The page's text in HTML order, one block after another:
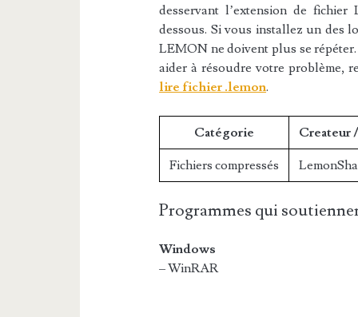
desservant l’extension de
dessous. Si vous installez un des
LEMON ne doivent plus se
aider à résoudre votre problème,
lire fichier .lemon.
Catégorie Createur
Fichiers compressés
Programmes qui
Windows
– WinRAR